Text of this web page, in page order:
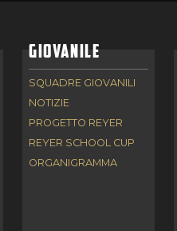
GIOVANILE
SQUADRE GIOVANILI
NOTIZIE
PROGETTO REYER
REYER SCHOOL CUP
ORGANIGRAMMA